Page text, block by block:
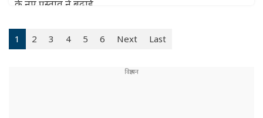
1 2 3 4 5 6 Next Last